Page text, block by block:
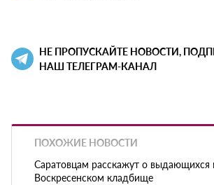
НЕ ПРОПУСКАЙТЕ НОВОСТИ,
НАШ ТЕЛЕГРАМ-КАНАЛ
ПОХОЖИЕ НОВОСТИ
Саратовцам расскажут о выдающихся
Воскресенском кладбище